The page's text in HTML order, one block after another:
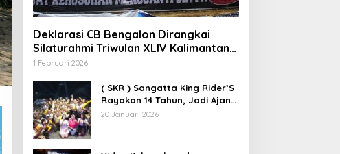
Deklarasi CB Bengalon Dirangkai
Silaturahmi Triwulan XLIV Kalimantan
Timur
1 Februari 2026
( SKR ) Sangatta King Rider’S
Rayakan 14 Tahun, Jadi Ajang
Silaturahmi Nasional Pecinta
20 Januari 2026